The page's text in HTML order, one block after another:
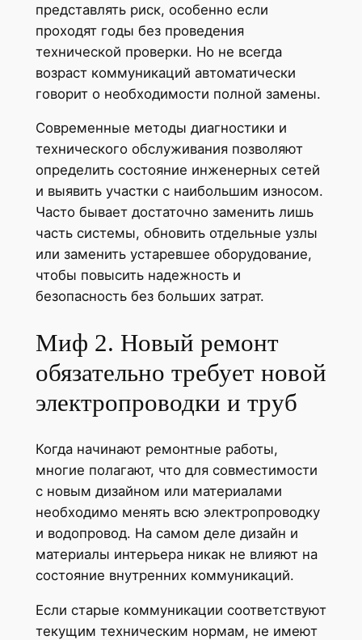
представлять риск, особенно если
проходят годы без проведения
технической проверки. Но не всегда
возраст коммуникаций автоматически
говорит о необходимости полной замены.
Современные методы диагностики и
технического обслуживания позволяют
определить состояние инженерных сетей
и выявить участки с наибольшим износом.
Часто бывает достаточно заменить лишь
часть системы, обновить отдельные узлы
или заменить устаревшее оборудование,
чтобы повысить надежность и
безопасность без больших затрат.
Миф 2. Новый ремонт
обязательно требует новой
электропроводки и труб
Когда начинают ремонтные работы,
многие полагают, что для совместимости
с новым дизайном или материалами
необходимо менять всю электропроводку
и водопровод. На самом деле дизайн и
материалы интерьера никак не влияют на
состояние внутренних коммуникаций.
Если старые коммуникации соответствуют
текущим техническим нормам, не имеют